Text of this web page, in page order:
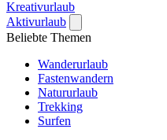
Kreativurlaub
Aktivurlaub
Beliebte Themen
Wanderurlaub
Fastenwandern
Natururlaub
Trekking
Surfen